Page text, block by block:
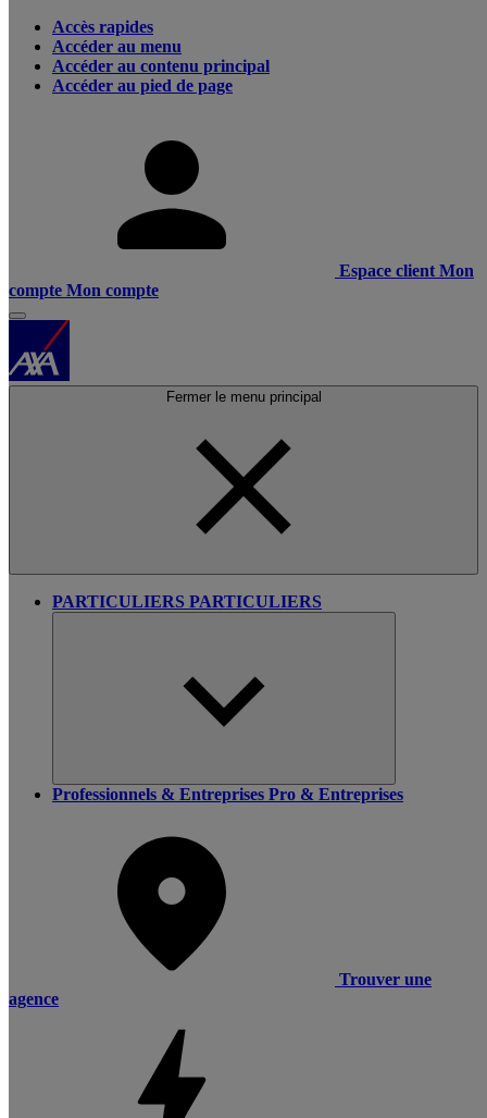
Accès rapides
Accéder au menu
Accéder au contenu principal
Accéder au pied de page
Espace client Mon
compte Mon compte
Fermer le menu principal
PARTICULIERS PARTICULIERS
Professionnels & Entreprises Pro & Entreprises
Trouver une
agence